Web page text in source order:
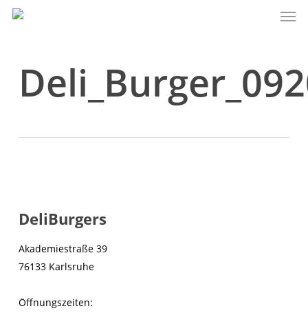
Skip
DeliBurgers
Akademiestraße 39
76133 Karlsruhe
Öffnungszeiten: